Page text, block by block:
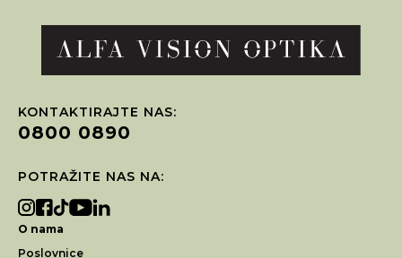
KONTAKTIRAJTE NAS:
0800 0890
POTRAŽITE NAS NA:
O nama
Poslovnice